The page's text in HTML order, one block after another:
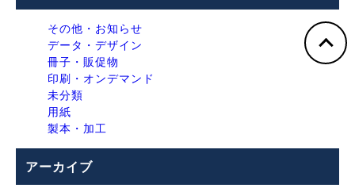
その他・お知らせ
データ・デザイン
冊子・販促物
印刷・オンデマンド
未分類
用紙
製本・加工
アーカイブ